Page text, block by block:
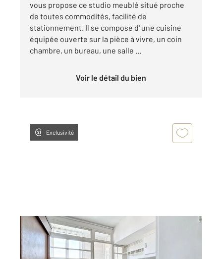
vous propose ce studio meublé situé proche
de toutes commodités, facilité de
stationnement. Il se compose d' une cuisine
équipée ouverte sur la pièce à vivre, un coin
chambre, un bureau, une salle ...
Voir le détail du bien
Exclusivité
BELFORT 90
64 m2, 3 pièces
Ref : 29907